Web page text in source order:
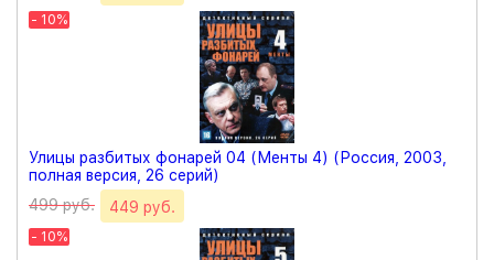
- 10%
Улицы разбитых фонарей 04 (Менты 4) (Россия, 2003,
полная версия, 26 серий)
499 руб.
449 руб.
- 10%